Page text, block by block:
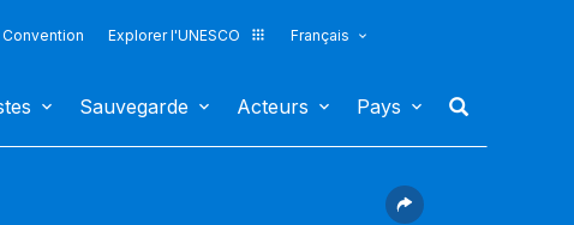
Explorer l'UNESCO
Français
Sauvegarde Acteurs Pays